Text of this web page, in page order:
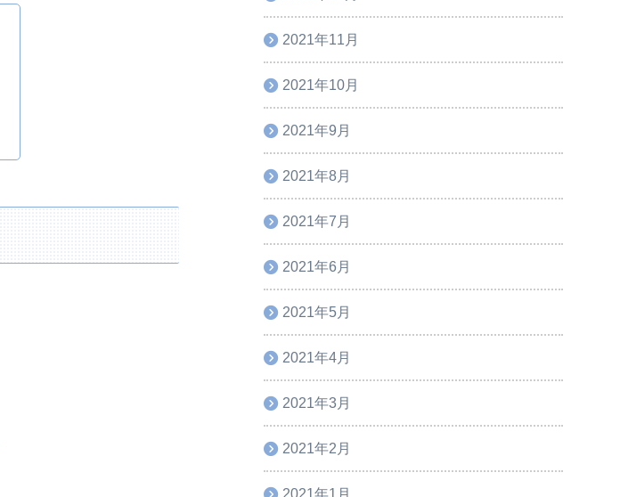
2021年11月
2021年10月
2021年9月
2021年8月
2021年7月
2021年6月
2021年5月
2021年4月
2021年3月
2021年2月